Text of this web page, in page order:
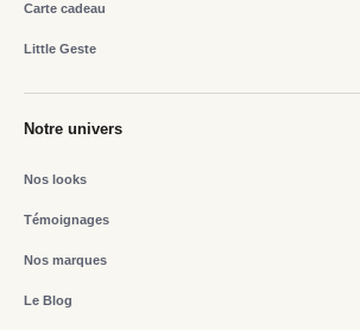
Carte cadeau
Little Geste
Notre univers
Nos looks
Témoignages
Nos marques
Le Blog